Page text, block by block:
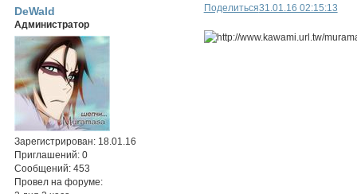
Поделиться31.01.16 02:15:13
DeWald
Администратор
Зарегистрирован: 18.01.16
Приглашений: 0
Сообщений: 453
Провел на форуме: